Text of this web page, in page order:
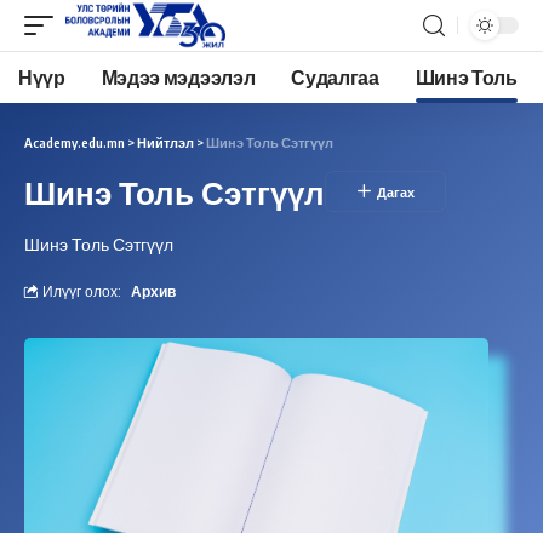
Нүүр Мэдээ мэдээлэл Судалгаа Шинэ Толь
Academy.edu.mn >Нийтлэл >Шинэ Толь Сэтгүүл
Шинэ Толь Сэтгүүл
Шинэ Толь Сэтгүүл
Илүүг олох: Архив